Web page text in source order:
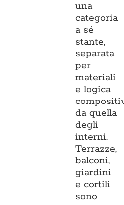
una
categoria
a sé
stante,
separata
per
materiali
e logica
da quella
degli
interni.
Terrazze,
balconi,
giardini
e cortili
sono